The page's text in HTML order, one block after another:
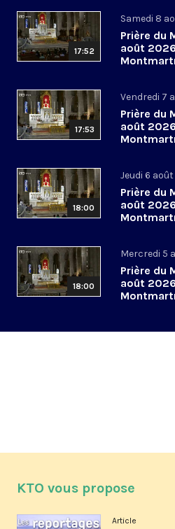
17:52
Samedi 8
Prière du
août
17:53
Vendredi 7
Prière du
août
18:00
Jeudi 6
Prière du
août
18:00
Mercredi 5
Prière du
août
KTO vous propose
Article